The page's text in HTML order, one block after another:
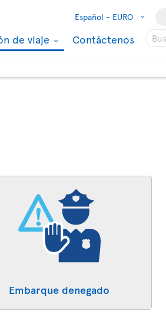
Español - EURO
de viaje Contáctenos
Embarque denegado